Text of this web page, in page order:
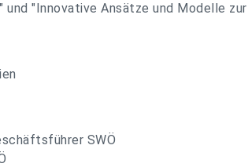
und "Innovative Ansätze und Modelle zur
SWÖ